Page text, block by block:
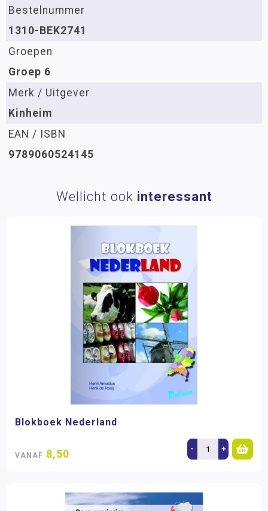
Bestelnummer
1310-BEK2741
Groepen
Groep 6
Merk / Uitgever
Kinheim
EAN / ISBN
9789060524145
Wellicht ook interessant
Blokboek Nederland
VANAF 8,50 - +